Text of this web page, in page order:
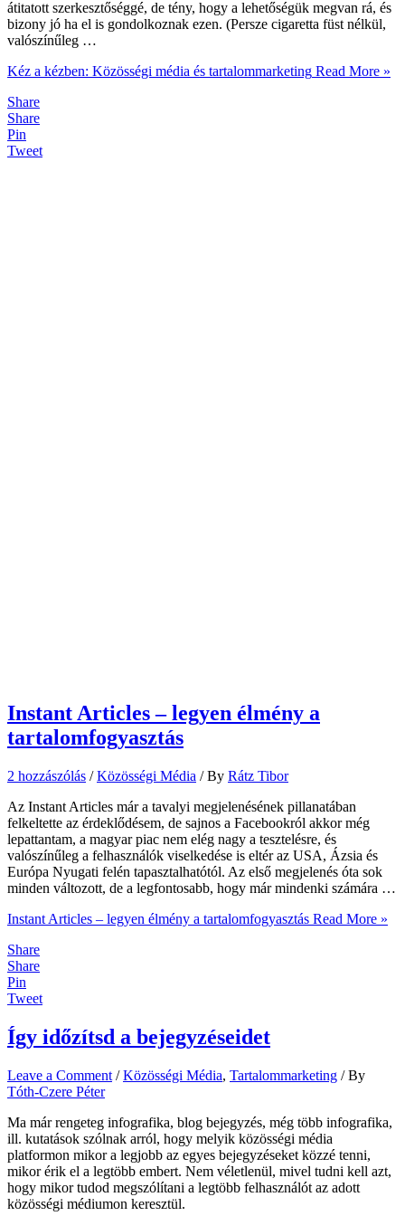
átitatott szerkesztőséggé, de tény, hogy a lehetőségük megvan rá, és
bizony jó ha el is gondolkoznak ezen. (Persze cigaretta füst nélkül,
valószínűleg …
Kéz a kézben: Közösségi média és tartalommarketing Read More »
Share
Share
Pin
Tweet
Instant Articles – legyen élmény a
tartalomfogyasztás
2 hozzászólás /Közösségi Média / By Rátz Tibor
Az Instant Articles már a tavalyi megjelenésének pillanatában
felkeltette az érdeklődésem, de sajnos a Facebookról akkor még
lepattantam, a magyar piac nem elég nagy a tesztelésre, és
valószínűleg a felhasználók viselkedése is eltér az USA, Ázsia és
Európa Nyugati felén tapasztalhatótól. Az első megjelenés óta sok
minden változott, de a legfontosabb, hogy már mindenki számára …
Instant Articles – legyen élmény a tartalomfogyasztás Read More »
Share
Share
Pin
Tweet
Így időzítsd a bejegyzéseidet
Leave a Comment /Közösségi Média, Tartalommarketing / By
Tóth-Czere Péter
Ma már rengeteg infografika, blog bejegyzés, még több infografika,
ill. kutatások szólnak arról, hogy melyik közösségi média
platformon mikor a legjobb az egyes bejegyzéseket közzé tenni,
mikor érik el a legtöbb embert. Nem véletlenül, mivel tudni kell azt,
hogy mikor tudod megszólítani a legtöbb felhasználót az adott
közösségi médiumon keresztül.